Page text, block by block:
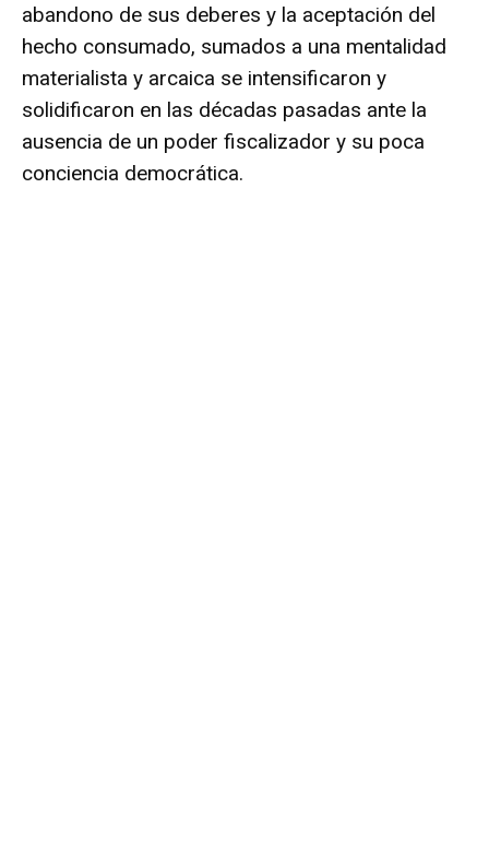
abandono de sus deberes y la aceptación del
hecho consumado, sumados a una mentalidad
materialista y arcaica se intensificaron y
solidificaron en las décadas pasadas ante la
ausencia de un poder fiscalizador y su poca
conciencia democrática.